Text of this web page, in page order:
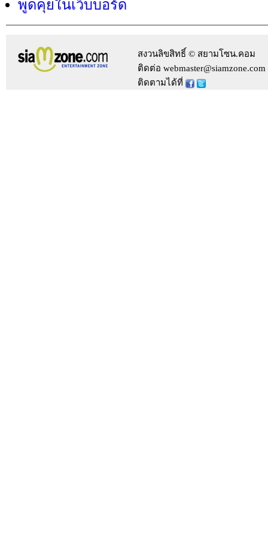
พูดคุยในเว็บบอร์ด
สงวนลิขสิทธิ์ © สยามโซน.คอม
ติดต่อ webmaster@siamzone.com
ติดตามได้ที่